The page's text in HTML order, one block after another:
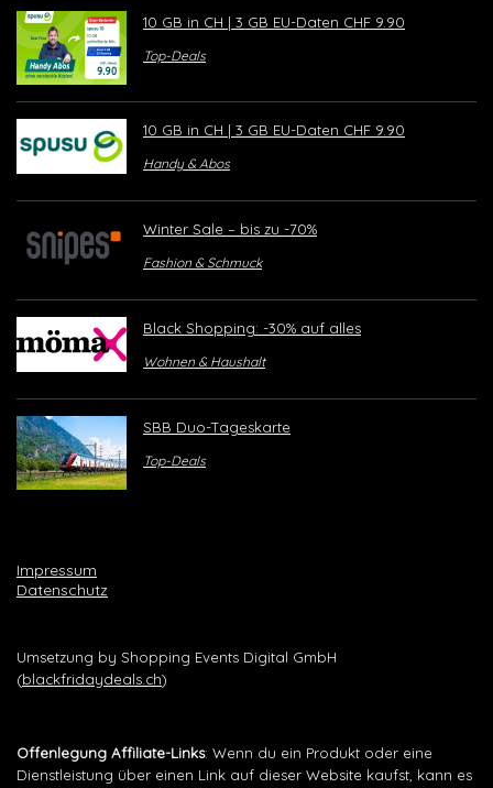
10 GB in CH | 3 GB EU-Daten CHF 9.90
Top-Deals
10 GB in CH | 3 GB EU-Daten CHF 9.90
Handy & Abos
Winter Sale – bis zu -70%
Fashion & Schmuck
Black Shopping: -30% auf alles
Wohnen & Haushalt
SBB Duo-Tageskarte
Top-Deals
Impressum
Datenschutz
Umsetzung by Shopping Events Digital GmbH
(blackfridaydeals.ch)
Offenlegung Affiliate-Links: Wenn du ein Produkt oder eine
Dienstleistung über einen Link auf dieser Website kaufst, kann es